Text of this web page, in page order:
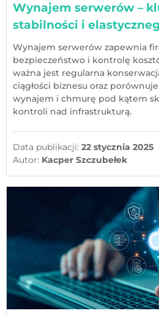
Chmura Prywatna
Chmura Hybrydowa
Administracja
Cyberbezpieczeństwo
Publicznego
Hosting
Partner
Kontakt
Wynajem serwerów –
stabilności i
Wynajem serwerów zapewnia
bezpieczeństwo i kontrolę
ważna jest regularna
ciągłości biznesu oraz
wynajem i chmurę pod kątem
kontroli nad infrastrukturą.
Data publikacji: 22 stycznia 2025
Autor: Kacper Szczubełek